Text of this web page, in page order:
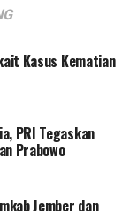
Kasus Kematian
PRI Tegaskan
Prabowo
Jember dan